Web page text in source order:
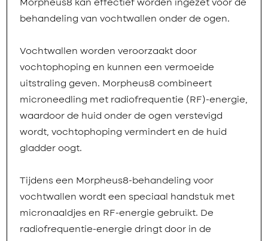
Morpheus8 kan effectief worden ingezet voor de
behandeling van vochtwallen onder de ogen.
Vochtwallen worden veroorzaakt door
vochtophoping en kunnen een vermoeide
uitstraling geven. Morpheus8 combineert
microneedling met radiofrequentie (RF)-energie,
waardoor de huid onder de ogen verstevigd
wordt, vochtophoping vermindert en de huid
gladder oogt.
Tijdens een Morpheus8-behandeling voor
vochtwallen wordt een speciaal handstuk met
micronaaldjes en RF-energie gebruikt. De
radiofrequentie-energie dringt door in de